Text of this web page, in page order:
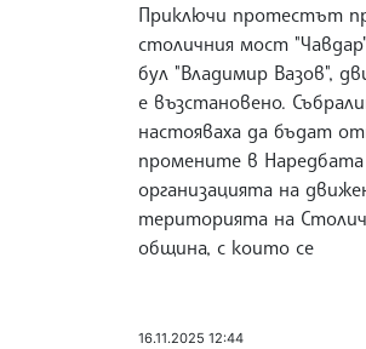
Приключи протестът
столичния мост
бул "Владимир Вазов",
е възстановено.
настояваха да бъдат
промените в Наредбата
организацията на
територията на
община, с които се
16.11.2025 12:44